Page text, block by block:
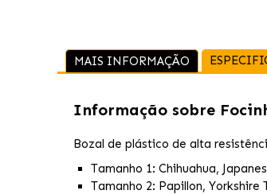
MAIS INFORMAÇÃO
Informação sobre
Bozal de plástico de alta
Tamanho 1: Chihuahua,
Tamanho 2: Papillon, Yorkshire